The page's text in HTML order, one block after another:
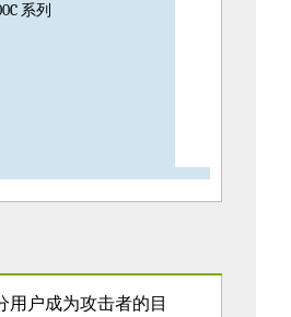
系列
用户成为攻击者的目